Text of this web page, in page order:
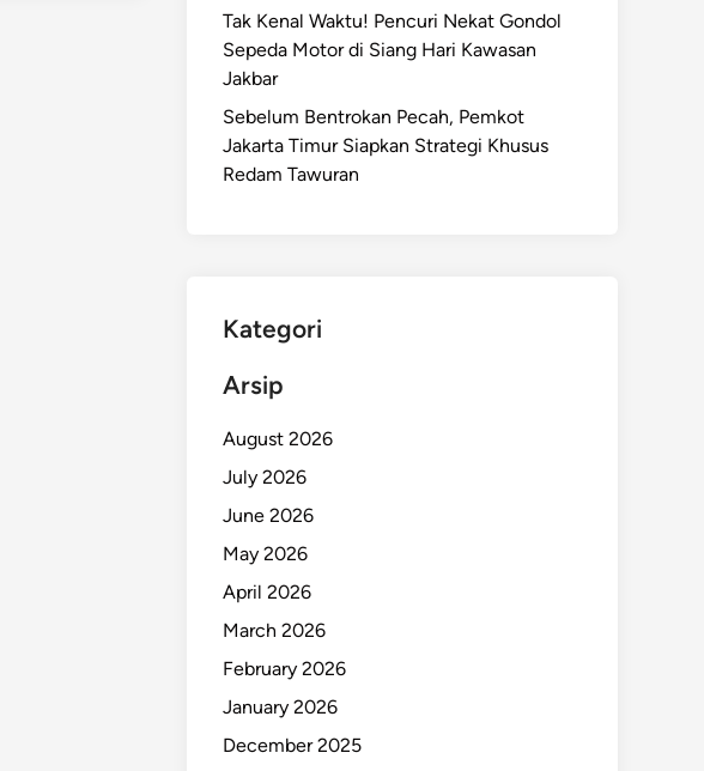
Tak Kenal Waktu! Pencuri Nekat Gondol
Sepeda Motor di Siang Hari Kawasan
Jakbar
Sebelum Bentrokan Pecah, Pemkot
Jakarta Timur Siapkan Strategi Khusus
Redam Tawuran
Kategori
Arsip
August 2026
July 2026
June 2026
May 2026
April 2026
March 2026
February 2026
January 2026
December 2025